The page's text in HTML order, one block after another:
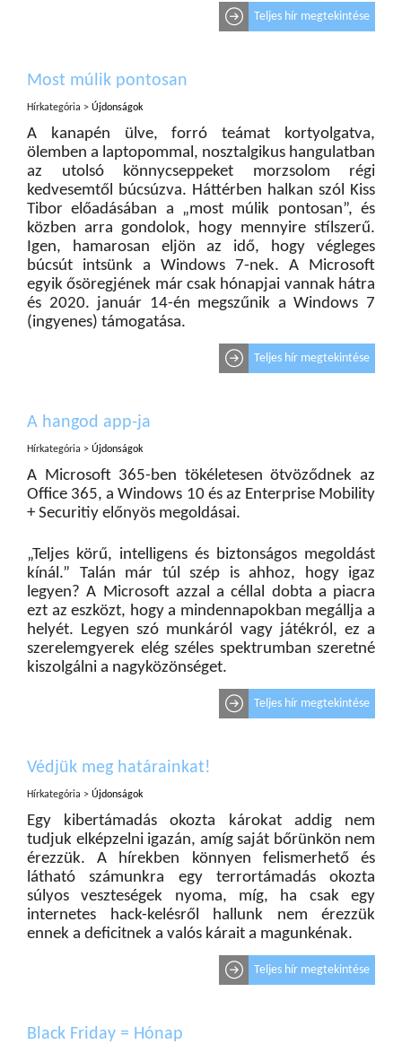
Teljes hír megtekintése
Most múlik pontosan
Hírkategória > Újdonságok
A kanapén ülve, forró teámat kortyolgatva,
ölemben a laptopommal, nosztalgikus hangulatban
az utolsó könnycseppeket morzsolom régi
kedvesemtől búcsúzva. Háttérben halkan szól Kiss
Tibor előadásában a „most múlik pontosan”, és
közben arra gondolok, hogy mennyire stílszerű.
Igen, hamarosan eljön az idő, hogy végleges
búcsút intsünk a Windows 7-nek. A Microsoft
egyik ősöregjének már csak hónapjai vannak hátra
és 2020. január 14-én megszűnik a Windows 7
(ingyenes) támogatása.
Teljes hír megtekintése
A hangod app-ja
Hírkategória > Újdonságok
A Microsoft 365-ben tökéletesen ötvöződnek az
Office 365, a Windows 10 és az Enterprise Mobility
+ Securitiy előnyös megoldásai.
„Teljes körű, intelligens és biztonságos megoldást
kínál.” Talán már túl szép is ahhoz, hogy igaz
legyen? A Microsoft azzal a céllal dobta a piacra
ezt az eszközt, hogy a mindennapokban megállja a
helyét. Legyen szó munkáról vagy játékról, ez a
szerelemgyerek elég széles spektrumban szeretné
kiszolgálni a nagyközönséget.
Teljes hír megtekintése
Védjük meg határainkat!
Hírkategória > Újdonságok
Egy kibertámadás okozta károkat addig nem
tudjuk elképzelni igazán, amíg saját bőrünkön nem
érezzük. A hírekben könnyen felismerhető és
látható számunkra egy terrortámadás okozta
súlyos veszteségek nyoma, míg, ha csak egy
internetes hack-kelésről hallunk nem érezzük
ennek a deficitnek a valós kárait a magunkénak.
Teljes hír megtekintése
Black Friday = Hónap